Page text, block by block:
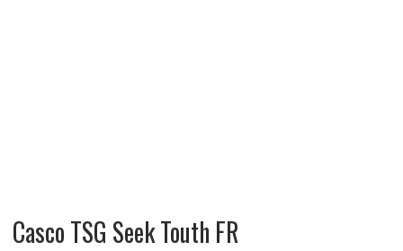
Casco TSG Seek Touth FR